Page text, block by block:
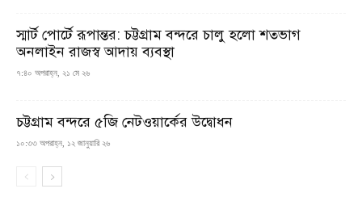
স্মার্ট পোর্টে রূপান্তর: চট্টগ্রাম বন্দরে চালু হলো শতভাগ
অনলাইন রাজস্ব আদায় ব্যবস্থা
৭:৪০ অপরাহ্ন, ২১ মে ২৬
চট্টগ্রাম বন্দরে ৫জি নেটওয়ার্কের উদ্বোধন
১০:৩৩ অপরাহ্ন, ১২ জানুয়ারি ২৬